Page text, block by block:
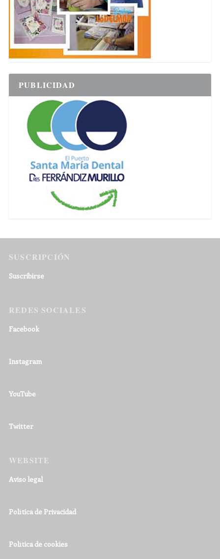
PUBLICIDAD
SUSCRIPCIÓN
Suscribirse
REDES SOCIALES
Facebook
Instagram
YouTube
Twitter
WEBSITE
Aviso legal
Política de Privacidad
Política de cookies